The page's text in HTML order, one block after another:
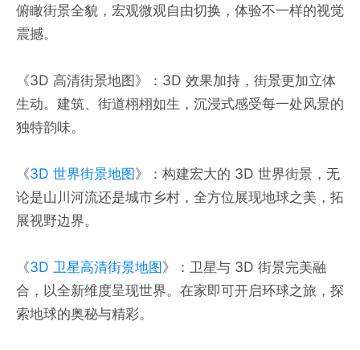
俯瞰街景全貌，宏观微观自由切换，体验不一样的视觉
震撼。
《3D 高清街景地图》：3D 效果加持，街景更加立体
生动。建筑、街道栩栩如生，沉浸式感受每一处风景的
独特韵味。
《3D 世界街景地图》：构建宏大的 3D 世界街景，无
论是山川河流还是城市乡村，全方位展现地球之美，拓
展视野边界。
《3D 卫星高清街景地图》：卫星与 3D 街景完美融
合，以全新维度呈现世界。在家即可开启环球之旅，探
索地球的奥秘与精彩。